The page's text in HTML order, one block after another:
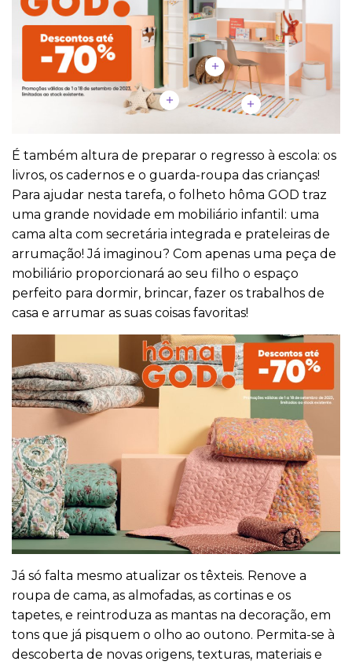
É também altura de preparar o regresso à escola: os
livros, os cadernos e o guarda-roupa das crianças!
Para ajudar nesta tarefa, o folheto hôma GOD traz
uma grande novidade em mobiliário infantil: uma
cama alta com secretária integrada e prateleiras de
arrumação! Já imaginou? Com apenas uma peça de
mobiliário proporcionará ao seu filho o espaço
perfeito para dormir, brincar, fazer os trabalhos de
casa e arrumar as suas coisas favoritas!
Já só falta mesmo atualizar os têxteis. Renove a
roupa de cama, as almofadas, as cortinas e os
tapetes, e reintroduza as mantas na decoração, em
tons que já pisquem o olho ao outono. Permita-se à
descoberta de novas origens, texturas, materiais e